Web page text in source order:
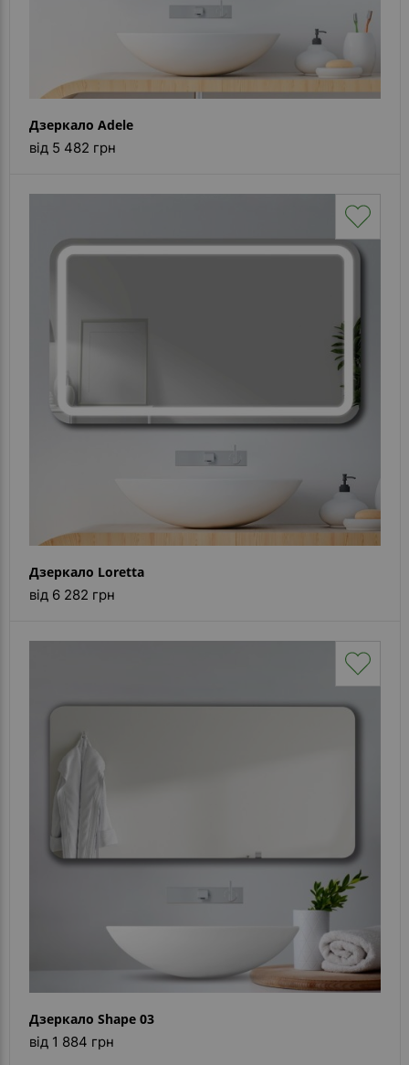
Дзеркало Adele
від 5 482 грн
Дзеркало Loretta
від 6 282 грн
Дзеркало Shape 03
від 1 884 грн